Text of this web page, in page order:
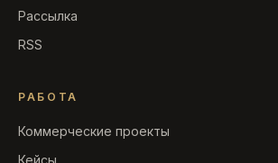
Рассылка
RSS
РАБОТА
Коммерческие проекты
Кейсы